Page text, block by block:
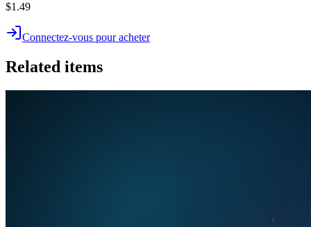
$1.49
Connectez-vous pour acheter
Related items